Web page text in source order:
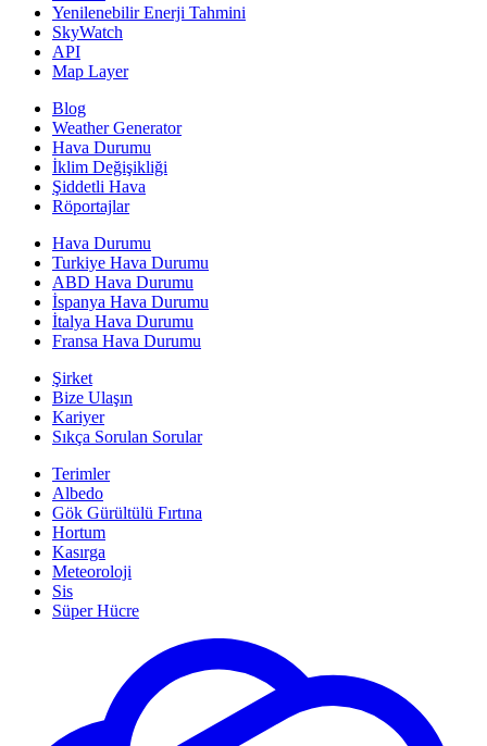
Yenilenebilir Enerji Tahmini
SkyWatch
API
Map Layer
Blog
Weather Generator
Hava Durumu
İklim Değişikliği
Şiddetli Hava
Röportajlar
Hava Durumu
Turkiye Hava Durumu
ABD Hava Durumu
İspanya Hava Durumu
İtalya Hava Durumu
Fransa Hava Durumu
Şirket
Bize Ulaşın
Kariyer
Sıkça Sorulan Sorular
Terimler
Albedo
Gök Gürültülü Fırtına
Hortum
Kasırga
Meteoroloji
Sis
Süper Hücre